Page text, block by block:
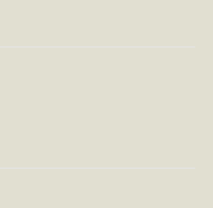
på tværs af